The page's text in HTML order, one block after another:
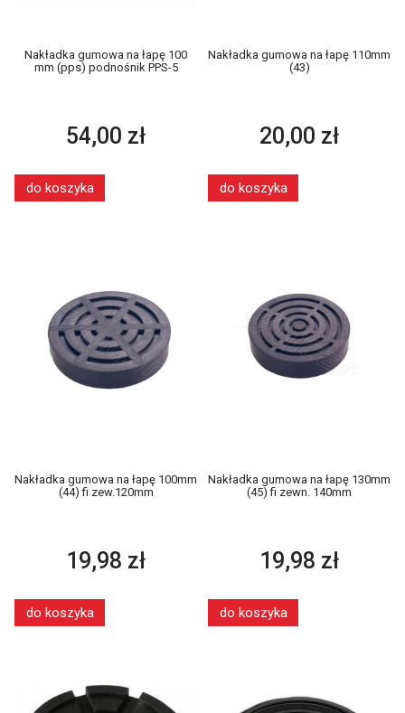
Nakładka gumowa na łapę 100
mm (pps) podnośnik PPS-5
54,00 zł
do koszyka
Nakładka gumowa na łapę 110mm
(43)
20,00 zł
do koszyka
Nakładka gumowa na łapę 100mm
(44) fi zew.120mm
19,98 zł
do koszyka
Nakładka gumowa na łapę 130mm
(45) fi zewn. 140mm
19,98 zł
do koszyka